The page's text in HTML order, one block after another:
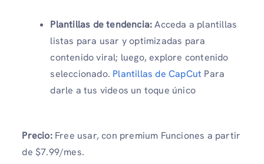
Plantillas de tendencia:Acceda a plantillas
listas para usar y optimizadas para
contenido viral; luego, explore contenido
seleccionado. Plantillas de CapCut Para
darle a tus videos un toque único
Precio:Free usar, con premium Funciones a partir
de $7.99/mes.